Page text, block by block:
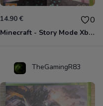
14.90 € 0
Minecraft - Story Mode Xbox 360
TheGamingR83